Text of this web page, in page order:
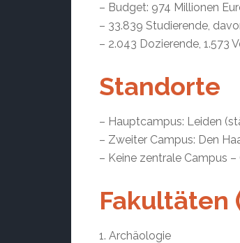
– Budget: 974 Millionen
– 33.839 Studierende,
– 2.043 Dozierende, 1.573
Standorte
– Hauptcampus: Leiden
– Zweiter Campus: Den
– Keine zentrale Campus
Fakultäten
1. Archäologie